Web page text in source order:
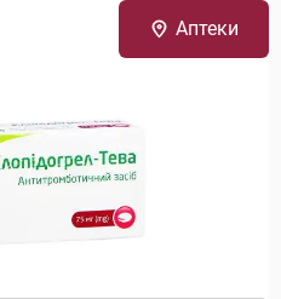
Аптеки